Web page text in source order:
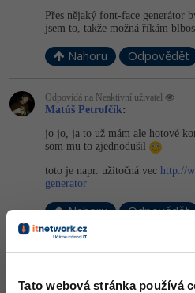
Tato webová stránka používá
Přes nějaký font-face generátor
jsem to, takže možná říkám
Nahoru Odpovědět
Odpovídá na Neaktivní uživatel
Matúš Petrofčík:
jo jo, ja to už mám ale hotové
som mu to zjednodušil
toto je napr. užitočná vec http://
generator
Nahoru Odpovědět
Xin_:
momentalně opravdu netuším